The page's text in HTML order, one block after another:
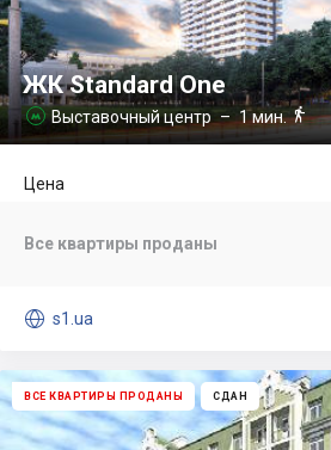
ЖК Standard One
 Выставочный центр– 1 мин.
Цена
Все квартиры проданы
 s1.ua
ВСЕ КВАРТИРЫ ПРОДАНЫ СДАН